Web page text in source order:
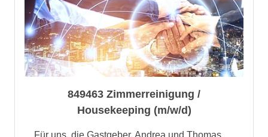
849463 Zimmerreinigung /
Housekeeping (m/w/d)
Für uns, die Gastgeber, Andrea und Thomas